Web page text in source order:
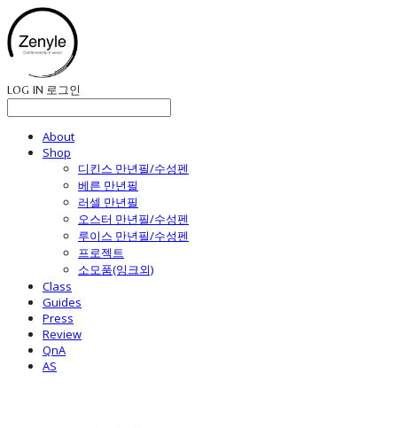
LOG IN 로그인
About
Shop
디킨스 만년필/수성펜
베른 만년필
러셀 만년필
오스터 만년필/수성펜
루이스 만년필/수성펜
프로젝트
소모품(잉크외)
Class
Guides
Press
Review
QnA
AS